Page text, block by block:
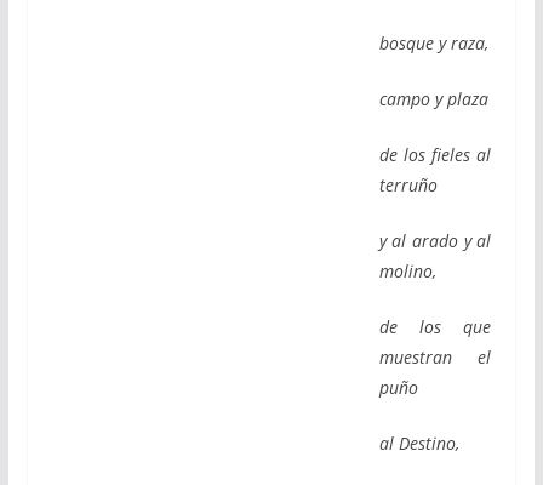
bosque y raza,
campo y plaza
de los fieles al
terruño
y al arado y al
molino,
de los que
muestran el
puño
al Destino,